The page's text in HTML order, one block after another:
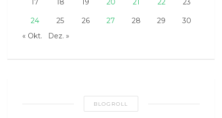
24 25 26 27 28 29
30
« Okt.
Dez. »
BLOGROLL